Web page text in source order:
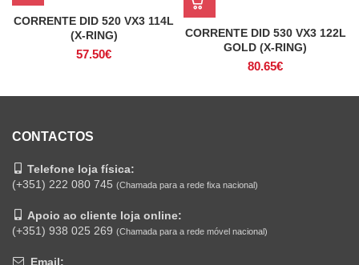
CORRENTE DID 520 VX3 114L
(X-RING)
57.50€
CORRENTE DID 530 VX3 122L
GOLD (X-RING)
80.65€
CONTACTOS
Telefone loja física:
(+351) 222 080 745 (Chamada para a rede fixa nacional)
Apoio ao cliente loja online:
(+351) 938 025 269 (Chamada para a rede móvel nacional)
Email: